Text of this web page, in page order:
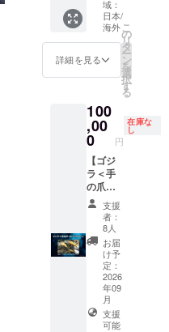
いただ
きま
す。 ※
お名前
の掲載
支援い
ただい
た場合
でもお
一人様1
回のみ
となり
ます
（最も
大きい
サイズ
での掲
載とな
りま
す）。
らが
な・カ
タカ
15文字
以内
②アル
ファ
ベット
の場
合： 最
大35文
字以内
（半角
スペー
ス含
む） ※
特殊文
字や記
号は使
用でき
ませ
ん。 ※
書 2.支
援者限
定活動
報告閲
覧権 3.
クラ
ファン
紙デー
タ（PC
/ モバイ
ル） 4.
メイキ
ング・
場面写
データ
5.設定
資料集
データ
（PDF
） 6.ゴ
ジラ＜
足の爪
＞レプ
リカ
credit
listing
conditio
ns are
not
be sure
to
check
the
main
project
page
for
comple
details
before
making
your
pledge.
1.デジ
タル支
Replica
tier will
support
global
shippin
English
setup is
in
progres
s.
Please
check
the
"Rewar
section
in the
main
text for
now!
*Please
note
that the
域：
日本/
海外
詳細を見る
こ
の
リ
タ
ー
ン
を
選
択
す
る
100
,00
0 円
在庫な
し
【ゴジ
ラ＜手
の爪＞
レプリ
カコー
ス／
Godzilla
Hand
Claw
Replica
tier will
support
global
支援
者：
8人
お届
け予
定：
2026
年09
月
支援
可能